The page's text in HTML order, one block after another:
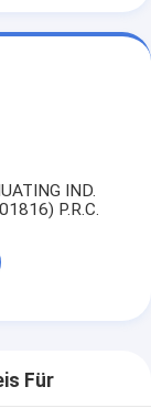
IND.
P.R.C.
Für